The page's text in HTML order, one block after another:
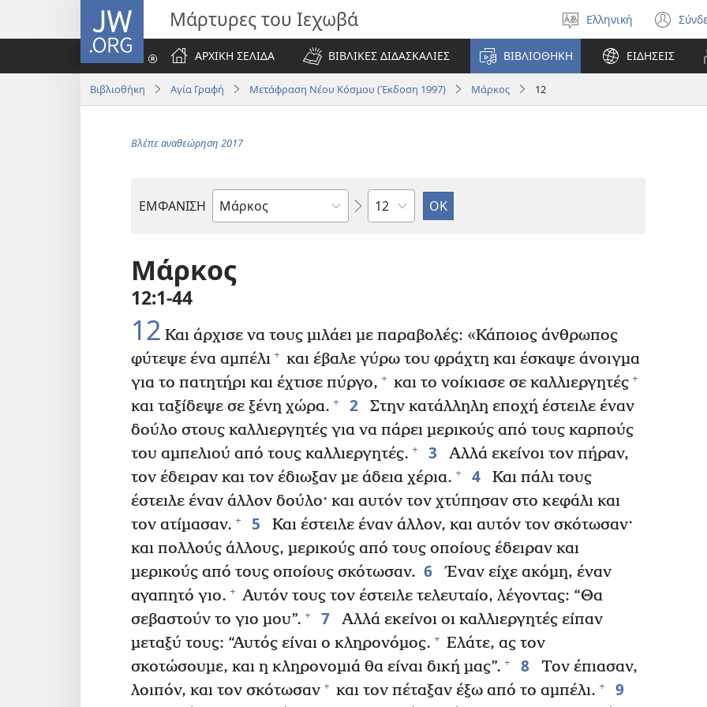
JW.ORG Μάρτυρες του Ιεχωβά
Επιλέξτε
γλώσσα
Ελληνική
νέο
ΑΡΧΙΚΗ ΣΕΛΙΔΑ
ΒΙΒΛΙΚΕΣ ΔΙΔΑΣΚΑΛΙΕΣ ΒΙΒΛΙΟΘΗΚΗ ΕΙΔΗΣΕΙΣ
Βιβλιοθήκη Αγία Γραφή Μετάφραση Νέου Κόσμου (Έκδοση 1997) Μάρκος 12
Βλέπε αναθεώρηση 2017
ΕΜΦΑΝΙΣΗ
Βιβλίο
Γραφής
Κεφάλαιο
Μάρκος
12:1-44
12 Και άρχισε να τους μιλάει με παραβολές: «Κάποιος άνθρωπος
φύτεψε ένα αμπέλι + και έβαλε γύρω του φράχτη και έσκαψε άνοιγμα
για το πατητήρι και έχτισε πύργο, + και το νοίκιασε σε καλλιεργητές +
και ταξίδεψε σε ξένη χώρα. + 2
Στην κατάλληλη εποχή έστειλε έναν
δούλο στους καλλιεργητές για να πάρει μερικούς από τους καρπούς
του αμπελιού από τους καλλιεργητές. + 3
Αλλά εκείνοι τον πήραν,
τον έδειραν και τον έδιωξαν με άδεια χέρια. + 4
Και πάλι τους
έστειλε έναν άλλον δούλο· και αυτόν τον χτύπησαν στο κεφάλι και
τον ατίμασαν. + 5
Και έστειλε έναν άλλον, και αυτόν τον σκότωσαν·
και πολλούς άλλους, μερικούς από τους οποίους έδειραν και
μερικούς από τους οποίους σκότωσαν. 6
Έναν είχε ακόμη, έναν
αγαπητό γιο. + Αυτόν τους τον έστειλε τελευταίο, λέγοντας: “Θα
σεβαστούν το γιο μου”. + 7
Αλλά εκείνοι οι καλλιεργητές είπαν
μεταξύ τους: “Αυτός είναι ο κληρονόμος. + Ελάτε, ας τον
σκοτώσουμε, και η κληρονομιά θα είναι δική μας”. + 8
Τον έπιασαν,
λοιπόν, και τον σκότωσαν + και τον πέταξαν έξω από το αμπέλι. + 9